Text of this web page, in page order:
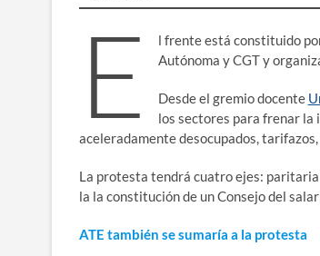
E
l frente está constituido
Autónoma y CGT y
Desde el gremio docente
los sectores para frenar la
aceleradamente desocupados,
La protesta tendrá cuatro ejes:
la la constitución de un Consejo del
ATE también se sumaría a la protesta